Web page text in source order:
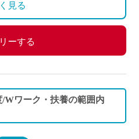
見る
ーする
Wワーク・扶養の範囲内